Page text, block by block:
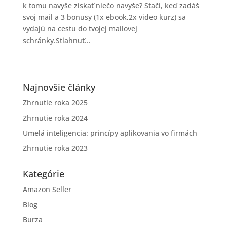
k tomu navyše získať niečo navyše? Stačí, keď zadáš
svoj mail a 3 bonusy (1x ebook,2x video kurz) sa
vydajú na cestu do tvojej mailovej
schránky.Stiahnuť...
Najnovšie články
Zhrnutie roka 2025
Zhrnutie roka 2024
Umelá inteligencia: princípy aplikovania vo firmách
Zhrnutie roka 2023
Kategórie
Amazon Seller
Blog
Burza